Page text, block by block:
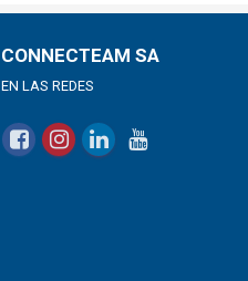
CONNECTEAM SA
EN LAS REDES